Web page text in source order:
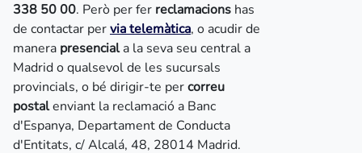
338 50 00. Però per fer reclamacions has
de contactar pervia telemàtica, o acudir de
manera presenciala la seva seu central a
Madrid o qualsevol de les sucursals
provincials, o bé dirigir-te percorreu
postalenviant la reclamació a Banc
d'Espanya, Departament de Conducta
d'Entitats, c/ Alcalá, 48, 28014 Madrid.